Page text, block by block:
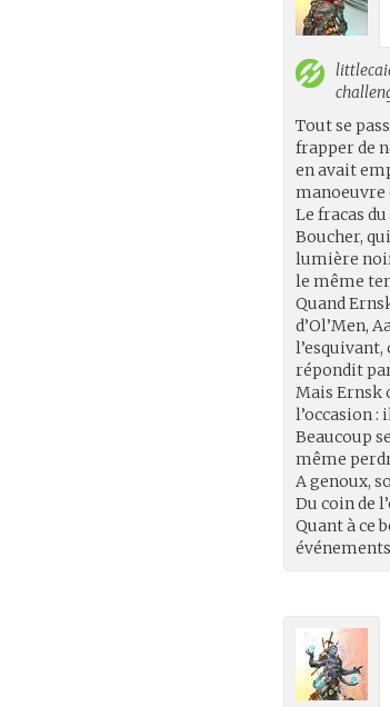
Tout se
frapper de
en avait
manoeuvre
Le fracas
Boucher,
lumière
le même
Quand
d’Ol’Men,
répondit
Mais Ernsk
l’occasion :
Beaucoup
même
A genoux,
Du coin de
Quant à ce